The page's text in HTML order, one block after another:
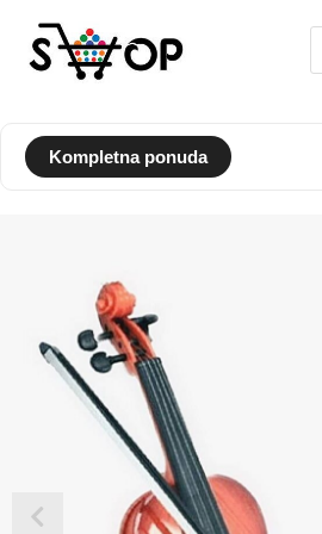
Kompletna ponuda